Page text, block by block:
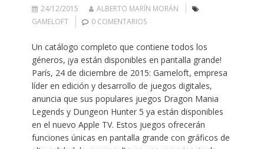
24/12/2015
ALBERTO MARÍN MORÁN
GAMELOFT
0 COMENTARIOS
Un catálogo completo que contiene todos los
géneros, ¡ya están disponibles en pantalla grande!
París, 24 de diciembre de 2015: Gameloft, empresa
líder en edición y desarrollo de juegos digitales,
anuncia que sus populares juegos Dragon Mania
Legends y Dungeon Hunter 5 ya están disponibles
en el nuevo Apple TV. Estos juegos ofrecerán
funciones únicas en pantalla grande con gráficos de